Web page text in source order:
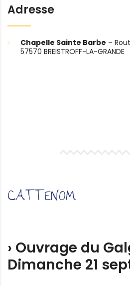
Adresse
Chapelle Sainte Barbe –
57570 BREISTROFF-LA-GRANDE
CATTENOM
› Ouvrage du
Dimanche 21